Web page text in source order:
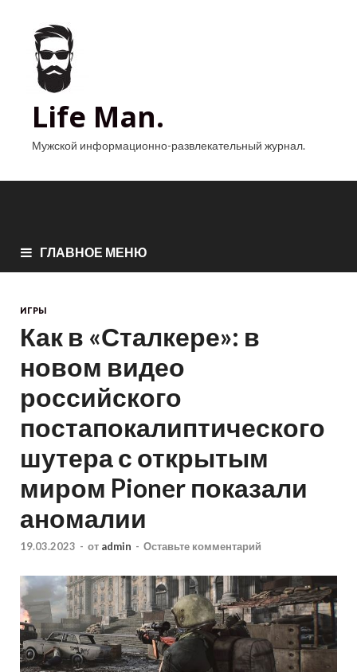
Life Man.
Мужской информационно-развлекательный журнал.
ГЛАВНОЕ МЕНЮ
ИГРЫ
Как в «Сталкере»: в
новом видео
российского
постапокалиптического
шутера с открытым
миром Pioner показали
аномалии
19.03.2023 - от admin - Оставьте комментарий